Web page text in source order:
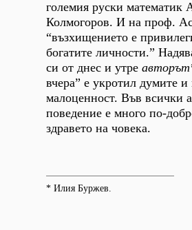
големия руски математик
Колмогоров. И на проф.
“възхищението е
богатите личности.”
си от днес и утре
вчера” е укротил думите и
малоценност. Във всички
поведение е много по-
здравето на човека.
* Илия Буржев.